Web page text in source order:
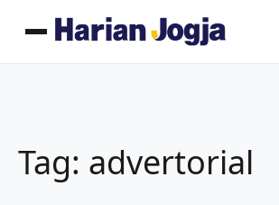
Tag: advertorial